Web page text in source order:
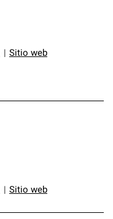
Sitio web
Sitio web